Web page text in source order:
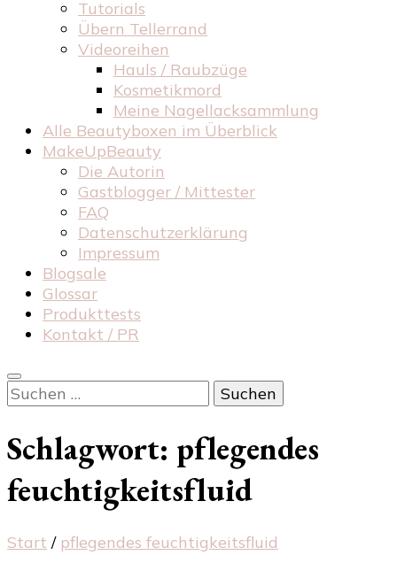
Tutorials
Übern Tellerrand
Videoreihen
Hauls / Raubzüge
Kosmetikmord
Meine Nagellacksammlung
Alle Beautyboxen im Überblick
MakeUpBeauty
Die Autorin
Gastblogger / Mittester
FAQ
Datenschutzerklärung
Impressum
Blogsale
Glossar
Produkttests
Kontakt / PR
Suchen
nach:
Schlagwort: pflegendes
feuchtigkeitsfluid
Start / pflegendes feuchtigkeitsfluid